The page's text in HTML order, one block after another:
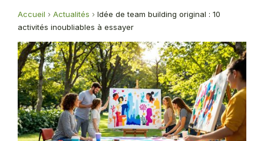
Accueil › Actualités › Idée de team building original : 10
activités inoubliables à essayer